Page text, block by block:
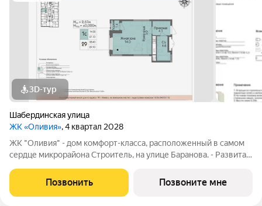
3D-тур
Шабердинская улица
ЖК «Оливия», 4 квартал 2028
ЖК "Оливия" - дом комфорт-класса, расположенный в самом
сердце микрорайона Строитель, на улице Баранова. - Развитая
Матрица, остановки общественного транспорта, поликлиники
для взрослых и
Позвонить Позвоните мне